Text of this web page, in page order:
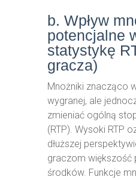
b. Wpływ
potencjalne
statystykę
gracza)
Mnożniki znacząco
wygranej, ale
zmieniać ogólną
(RTP). Wysoki RTP
dłuższej
graczom większość
środków. Funkcje